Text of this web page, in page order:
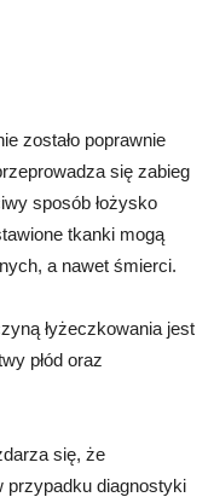
zostało poprawnie
się zabieg
sposób łożysko
tkanki mogą
a nawet śmierci.
łyżeczkowania jest
płód oraz
się, że
diagnostyki